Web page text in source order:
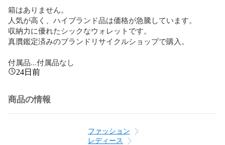
箱はありません。
人気が高く、ハイブランド品は価格が急騰しています。
収納力に優れたシックなウォレットです。
真贋鑑定済みのブランドリサイクルショップで購入。
付属品...付属品なし
24日前
商品の情報
ファッション
レディース